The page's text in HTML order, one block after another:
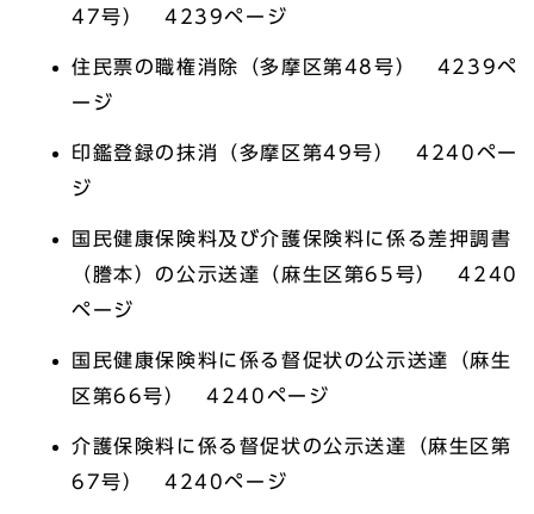
47号） 4239ページ
住民票の職権消除（多摩区第48号） 4239ペ
ージ
印鑑登録の抹消（多摩区第49号） 4240ペー
ジ
国民健康保険料及び介護保険料に係る差押調書
（謄本）の公示送達（麻生区第65号） 4240
ページ
国民健康保険料に係る督促状の公示送達（麻生
区第66号） 4240ページ
介護保険料に係る督促状の公示送達（麻生区第
67号） 4240ページ